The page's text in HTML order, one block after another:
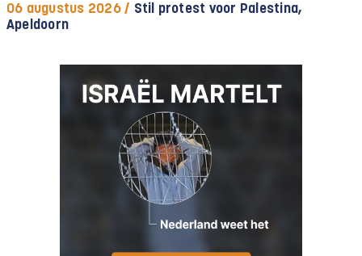
06 augustus 2026 / Stil protest voor Palestina,
Apeldoorn